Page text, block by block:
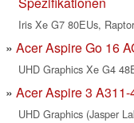
Iris Xe G7 80EUs,
Acer Aspire Go 16
UHD Graphics Xe G4
Acer Aspire 3 A311-
UHD Graphics (Jasper